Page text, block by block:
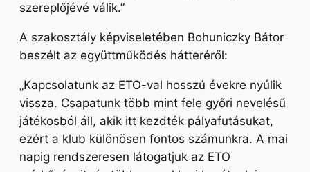
szereplőjévé válik.”
A szakosztály képviseletében Bohuniczky Bátor
beszélt az együttműködés hátteréről:
„Kapcsolatunk az ETO-val hosszú évekre nyúlik
vissza. Csapatunk több mint fele győri nevelésű
játékosból áll, akik itt kezdték pályafutásukat,
ezért a klub különösen fontos számunkra. A mai
napig rendszeresen látogatjuk az ETO